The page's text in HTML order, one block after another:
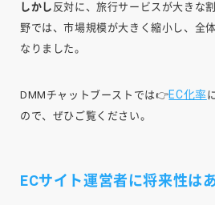
しかし 反対に、旅行サービスが大きな
野では、市場規模が大きく縮小し、全
なりました。
DMMチャットブーストでは👉EC化率
ので、ぜひご覧ください。
ECサイト運営者に将来性は